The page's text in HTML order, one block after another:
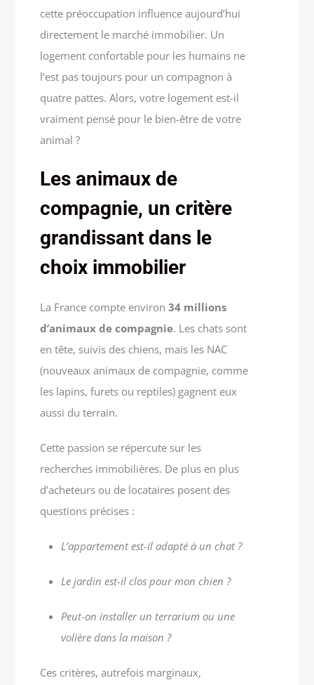
cette préoccupation influence aujourd’hui
directement le marché immobilier. Un
logement confortable pour les humains ne
l’est pas toujours pour un compagnon à
quatre pattes. Alors, votre logement est-il
vraiment pensé pour le bien-être de votre
animal ?
Les animaux de
compagnie, un critère
grandissant dans le
choix immobilier
La France compte environ34 millions
d’animaux de compagnie. Les chats sont
en tête, suivis des chiens, mais les NAC
(nouveaux animaux de compagnie, comme
les lapins, furets ou reptiles) gagnent eux
aussi du terrain.
Cette passion se répercute sur les
recherches immobilières. De plus en plus
d’acheteurs ou de locataires posent des
questions précises :
L’appartement est-il adapté à un chat ?
Le jardin est-il clos pour mon chien ?
Peut-on installer un terrarium ou une
volière dans la maison ?
Ces critères, autrefois marginaux,